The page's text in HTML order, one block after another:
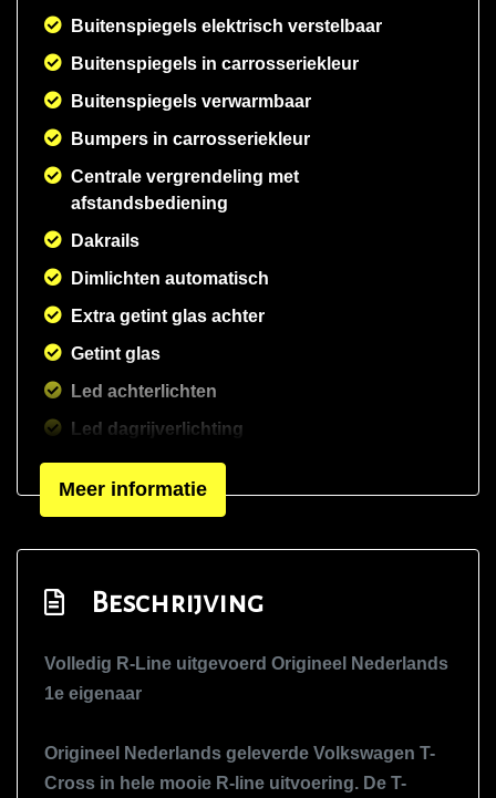
Buitenspiegels elektrisch verstelbaar
Buitenspiegels in carrosseriekleur
Buitenspiegels verwarmbaar
Bumpers in carrosseriekleur
Centrale vergrendeling met
afstandsbediening
Dakrails
Dimlichten automatisch
Extra getint glas achter
Getint glas
Led achterlichten
Led dagrijverlichting
Led koplampen
Mistlampen voor adaptief
Parkeersensor achter
Parkeersensor voor
Ruitensproeiers/wisserbladen verwarmbaar
Meer informatie
Beschrijving
Volledig R-Line uitgevoerd Origineel Nederlands
1e eigenaar
Origineel Nederlands geleverde Volkswagen T-
Cross in hele mooie R-line uitvoering. De T-